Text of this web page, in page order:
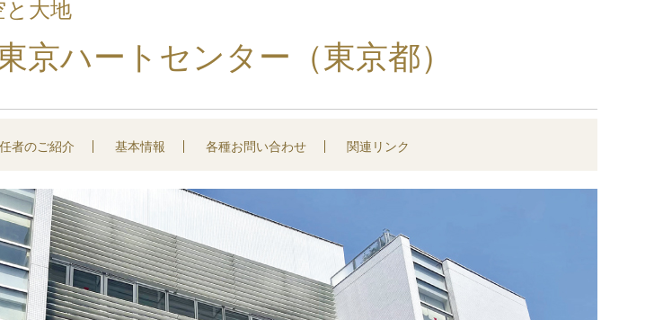
大地
ハートセンター（東京都）
者のご紹介 基本情報 各種お問い合わせ 関連リンク